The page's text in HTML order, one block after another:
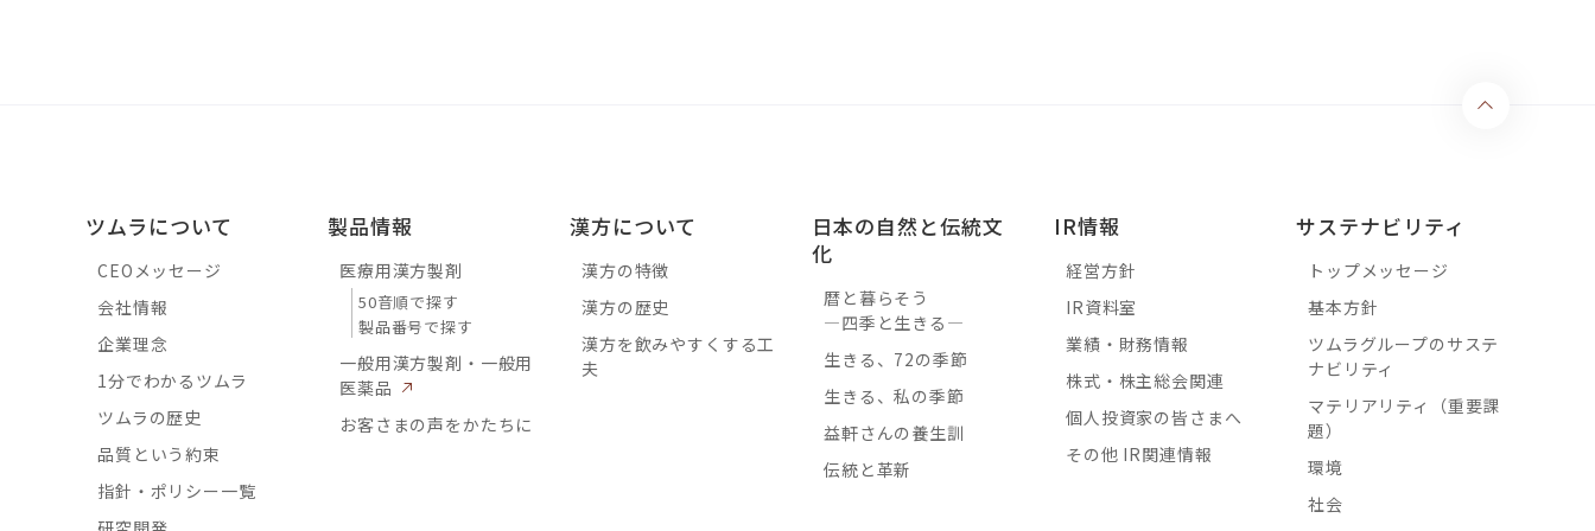
ツムラについて
CEOメッセージ
会社情報
企業理念
1分でわかるツムラ
ツムラの歴史
品質という約束
指針・ポリシー一覧
製品情報
医療用漢方製剤
50音順で探す
製品番号で探す
一般用漢方製剤・一般用
医薬品
お客さまの声をかたちに
漢方について
漢方の特徴
漢方の歴史
漢方を飲みやすくする工
夫
日本の自然と伝統文
化
暦と暮らそう
―四季と生きる―
生きる、72の季節
生きる、私の季節
益軒さんの養生訓
伝統と革新
IR情報
経営方針
IR資料室
業績・財務情報
株式・株主総会関連
個人投資家の皆さまへ
その他 IR関連情報
サステナビリティ
トップメッセージ
基本方針
ツムラグループのサステ
ナビリティ
マテリアリティ（重要課
題）
環境
社会